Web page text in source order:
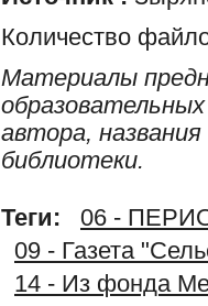
Количество
Материалы
автора,
библиотеки.
Теги:
06 -
09 - Газета
14 - Из фонда